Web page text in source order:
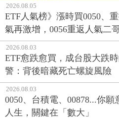
2026.08.05
ETF人氣榜》漲時買0050、
氣再激增，0056重返人氣二
2026.08.03
ETF愈跌愈買，成台股大跌
警：背後暗藏死亡螺旋風險
2026.08.03
0050、台積電、00878...你
人生，關鍵在「數大」